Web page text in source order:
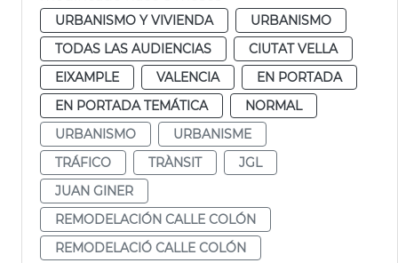
URBANISMO Y VIVIENDA
URBANISMO
TODAS LAS AUDIENCIAS
CIUTAT VELLA
EIXAMPLE
VALENCIA
EN PORTADA
EN PORTADA TEMÁTICA
NORMAL
URBANISMO
URBANISME
TRÁFICO
TRÀNSIT
JGL
JUAN GINER
REMODELACIÓN CALLE COLÓN
REMODELACIÓ CALLE COLÓN